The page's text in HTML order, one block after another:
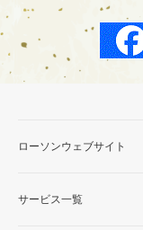
ローソンウェブサイト
サービス一覧